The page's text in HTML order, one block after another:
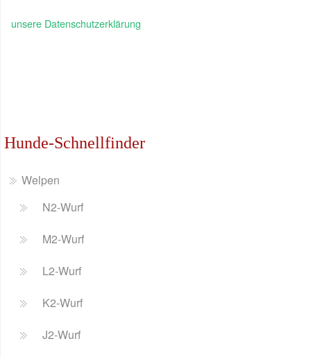
unsere Datenschutzerklärung
Hunde-Schnellfinder
Welpen
N2-Wurf
M2-Wurf
L2-Wurf
K2-Wurf
J2-Wurf